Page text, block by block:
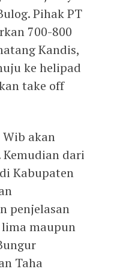
Pihak PT
700-800
Kandis,
ke helipad
take off
akan
dari
Kabupaten
penjelasan
maupun
Taha